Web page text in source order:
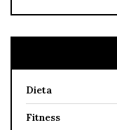
Dieta
Fitness